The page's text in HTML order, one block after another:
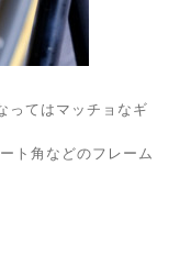
ってはマッチョなギ
ト角などのフレーム